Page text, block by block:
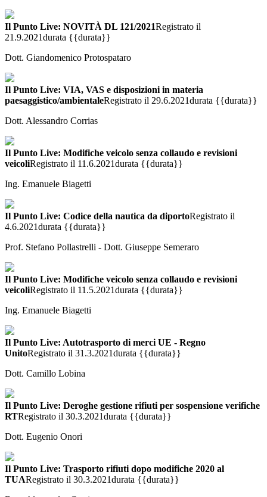
Il Punto Live: NOVITÀ DL 121/2021Registrato il
21.9.2021durata {{durata}}
Dott. Giandomenico Protospataro
Il Punto Live: VIA, VAS e disposizioni in materia
paesaggistico/ambientaleRegistrato il 29.6.2021durata {{durata}}
Dott. Alessandro Corrias
Il Punto Live: Modifiche veicolo senza collaudo e revisioni
veicoliRegistrato il 11.6.2021durata {{durata}}
Ing. Emanuele Biagetti
Il Punto Live: Codice della nautica da diportoRegistrato il
4.6.2021durata {{durata}}
Prof. Stefano Pollastrelli - Dott. Giuseppe Semeraro
Il Punto Live: Modifiche veicolo senza collaudo e revisioni
veicoliRegistrato il 11.5.2021durata {{durata}}
Ing. Emanuele Biagetti
Il Punto Live: Autotrasporto di merci UE - Regno
UnitoRegistrato il 31.3.2021durata {{durata}}
Dott. Camillo Lobina
Il Punto Live: Deroghe gestione rifiuti per sospensione verifiche
RTRegistrato il 30.3.2021durata {{durata}}
Dott. Eugenio Onori
Il Punto Live: Trasporto rifiuti dopo modifiche 2020 al
TUARegistrato il 30.3.2021durata {{durata}}